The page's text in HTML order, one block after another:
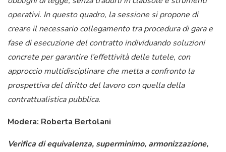
operativi. In questo quadro, la sessione si propone di
creare il necessario collegamento tra procedura di gara e
fase di esecuzione del contratto individuando soluzioni
concrete per garantire l’effettività delle tutele, con
approccio multidisciplinare che metta a confronto la
prospettiva del diritto del lavoro con quella della
contrattualistica pubblica.
Modera: Roberta Bertolani
Verifica di equivalenza, superminimo, armonizzazione,